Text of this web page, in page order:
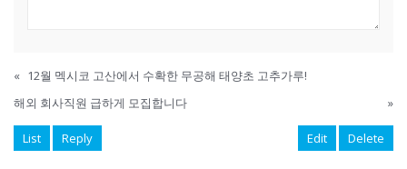
« 12월 멕시코 고산에서 수확한 무공해 태양초 고추가루!
해외 회사직원 급하게 모집합니다
»
List Reply Edit Delete